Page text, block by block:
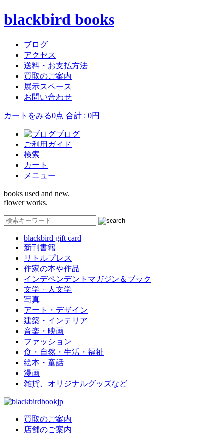
blackbird books
ブログ
アクセス
送料・お支払方法
買取のご案内
展示スペース
お問い合わせ
カートをみる0点 合計 : 0円
ブログ
ご利用ガイド
検索
カート
メニュー
books used and new.
flower works.
blackbird gift card
新刊書籍
リトルプレス
作家の本や作品
インデペンデントマガジン＆ブック
文学・人文学
写真
アート・デザイン
建築・インテリア
音楽・映画
ファッション
食・自然・生活・福祉
絵本・童話
漫画
雑貨、オリジナルグッズなど
買取のご案内
店舗のご案内